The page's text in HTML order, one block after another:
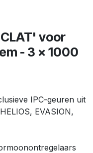
voor
- 3 x 1000
IPC-geuren uit
EVASION,